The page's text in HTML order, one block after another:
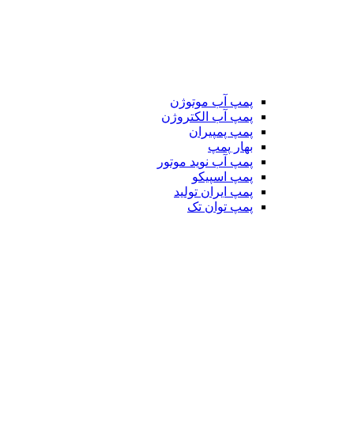
پمپ آب موتوژن
پمپ آب الکتروژن
پمپ پمپیران
بهار پمپ
پمپ آب نوید موتور
پمپ اسپیکو
پمپ ایران تولید
پمپ توان تک